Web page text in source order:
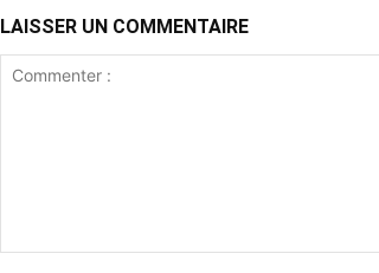
LAISSER UN COMMENTAIRE